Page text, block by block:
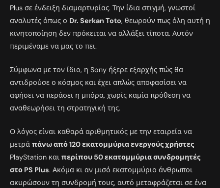
Plus σε ένδειξη διαμαρτυρίας. Την ίδια στιγμή, γνωστοί
αναλυτές όπως ο Dr. Serkan Toto, θεωρούν πως όλη αυτή η
κινητοποίηση δεν πρόκειται να αλλάξει τίποτα. Αυτόν
περιμέναμε να μας το πει.
Σύμφωνα με τον ίδιο, η Sony ήξερε εξαρχής πώς θα
αντιδρούσε ο κόσμος και έχει απλώς αποφασίσει να
αφήσει να περάσει η μπόρα, χωρίς καμία πρόθεση να
αναθεωρήσει τη στρατηγική της.
Ο λόγος είναι καθαρά αριθμητικός με την εταιρεία να
μετρά πάνω από 120 εκατομμύρια ενεργούς χρήστες
PlayStation και περίπου 50 εκατομμύρια συνδρομητές
στο PS Plus. Ακόμα κι αν μισό εκατομμύριο άνθρωποι
ακυρώσουν τη συνδρομή τους, αυτό μεταφράζεται σε ένα